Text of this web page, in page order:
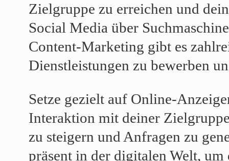
Zielgruppe zu erreichen und
Social Media über
Content-Marketing gibt es
Dienstleistungen zu bewerben
Setze gezielt auf Online-
Interaktion mit deiner
zu steigern und Anfragen zu
präsent in der digitalen Welt,